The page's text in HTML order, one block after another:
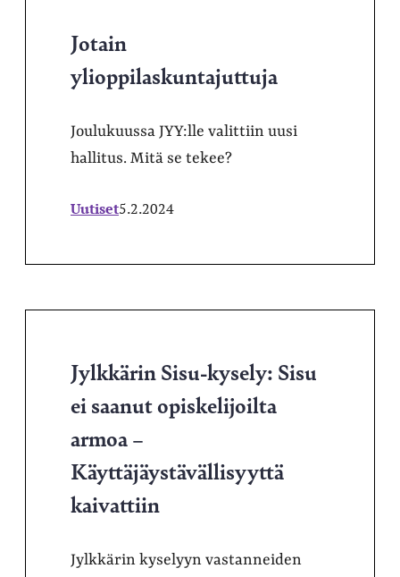
Jotain
ylioppilaskuntajuttuja
Joulukuussa JYY:lle valittiin uusi
hallitus. Mitä se tekee?
Uutiset5.2.2024
Jylkkärin Sisu-kysely: Sisu
ei saanut opiskelijoilta
armoa –
Käyttäjäystävällisyyttä
kaivattiin
Jylkkärin kyselyyn vastanneiden